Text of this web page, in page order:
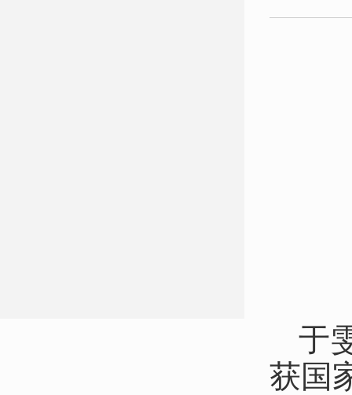
于
获国